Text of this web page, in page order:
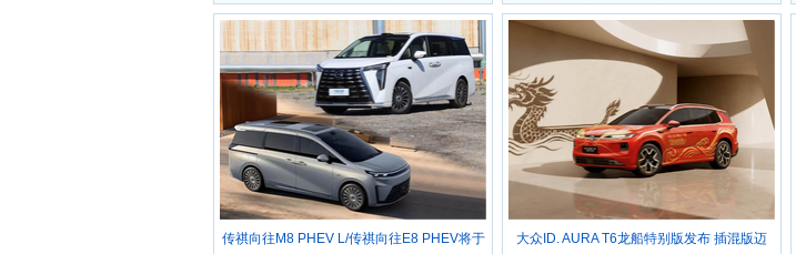
传祺向往M8 PHEV L/传祺向往E8 PHEV将于
大众ID. AURA T6龙船特别版发布 插混版迈